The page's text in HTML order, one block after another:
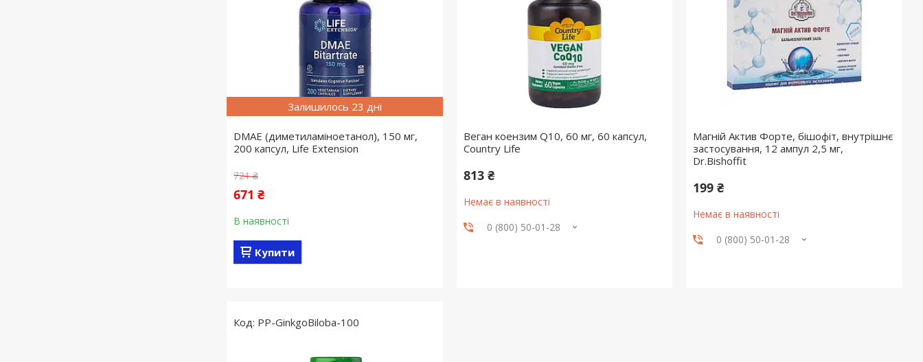
Залишилось 23 дні
DMAE (диметиламіноетанол), 150 мг,
200 капсул, Life Extension
721 ₴
671 ₴
В наявності
Купити
Веган коензим Q10, 60 мг, 60 капсул,
Country Life
813 ₴
Немає в наявності
0 (800) 50-01-28
Магній Актив Форте, бішофіт, внутрішнє
застосування, 12 ампул 2,5 мг,
Dr.Bishoffit
199 ₴
Немає в наявності
0 (800) 50-01-28
PP-GinkgoBiloba-100